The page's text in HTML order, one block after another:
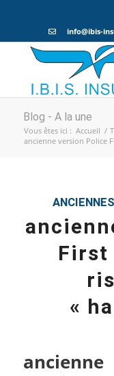
info@ibis-
Blog - A la une
Vous êtes ici : Accueil /
ancienne version Police
First
«
ancienne